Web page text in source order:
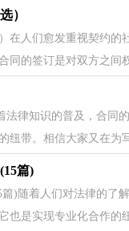
）
在人们愈发重视契约的
同的签订是对双方之间
法律知识的普及，合同
纽带。相信大家又在为
工承包合同，供大家参
篇)
篇)随着人们对法律的了
也是实现专业化合作的